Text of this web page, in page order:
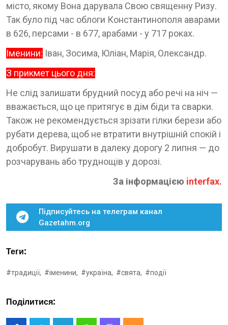
місто, якому Вона дарувала Свою священну Ризу.
Так було під час облоги Константинополя аварами
в 626, персами - в 677, арабами - у 717 роках.
Іменини: Іван, Зосима, Юліан, Марія, Олександр.
З прикмет цього дня:
Не слід залишати брудний посуд або речі на ніч —
вважається, що це притягує в дім біди та сварки.
Також не рекомендується зрізати гілки берези або
рубати дерева, щоб не втратити внутрішній спокій і
добробут. Вирушати в далеку дорогу 2 липня — до
розчарувань або труднощів у дорозі.
За інформацією interfax.
Підписуйтесь на телеграм канал
Gazetahm.org
Теги:
#традиції, #іменини, #україна, #свята, #події
Поділитися: